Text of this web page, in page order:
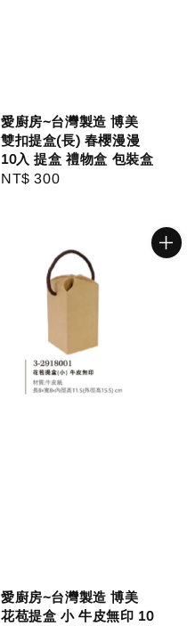
愛廚房~台灣製造 博美
雙扣提盒(長) 春櫻漫漫
10入 提盒 禮物盒 包裝盒
Regular
NT$ 300
愛廚房~台灣製造 博美
花苞提盒 小 牛皮無印 10